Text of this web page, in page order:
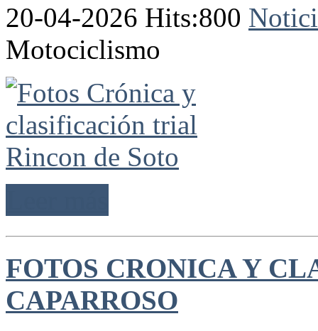
20-04-2026 Hits:800
Motociclismo
FOTOS CRONICA Y
CAPARROSO